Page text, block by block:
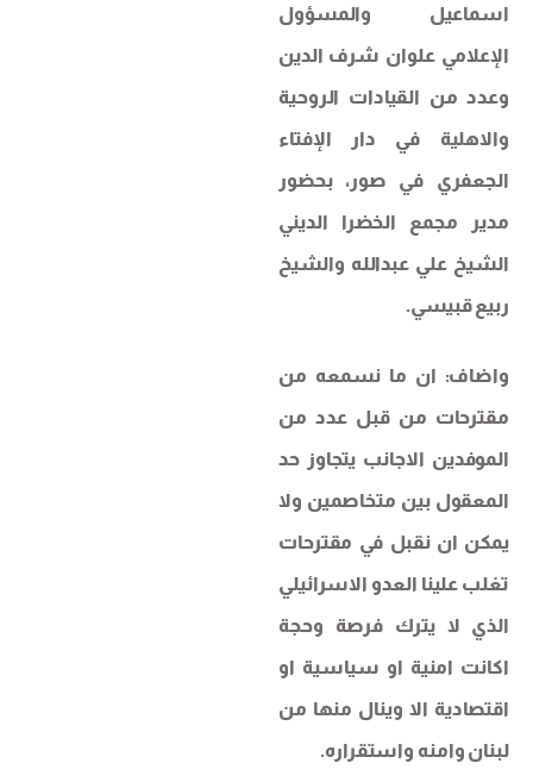
اسماعيل والمسؤول
الإعلامي علوان شرف الدين
وعدد من القيادات الروحية
والاهلية في دار الإفتاء
الجعفري في صور، بحضور
مدير مجمع الخضرا الديني
الشيخ علي عبدالله والشيخ
ربيع قبيسي.
واضاف: ان ما نسمعه من
مقترحات من قبل عدد من
الموفدين الاجانب يتجاوز حد
المعقول بين متخاصمين ولا
يمكن ان نقبل في مقترحات
تغلب علينا العدو الاسرائيلي
الذي لا يترك فرصة وحجة
اكانت امنية او سياسية او
اقتصادية الا وينال منها من
لبنان وامنه واستقراره.